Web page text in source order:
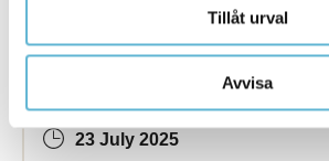
Tillåt urval
Avvisa
23 July 2025